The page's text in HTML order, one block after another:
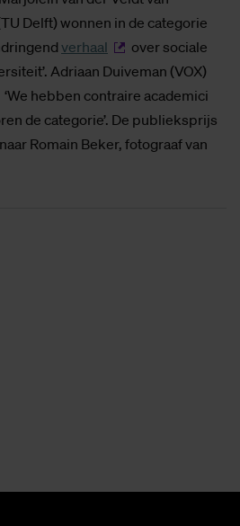
Delft) wonnen in de categorie
verhaal
over sociale
Adriaan Duiveman (VOX)
‘We hebben contraire academici
de categorie’. De publieksprijs
Romain Beker, fotograaf van